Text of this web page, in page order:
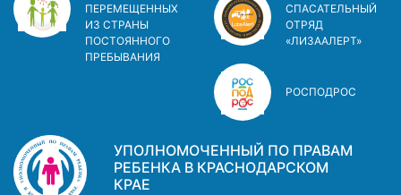
ПЕРЕМЕЩЕННЫХ
ИЗ СТРАНЫ
ПОСТОЯННОГО
ПРЕБЫВАНИЯ
СПАСАТЕЛЬНЫЙ
ОТРЯД
«ЛИЗААЛЕРТ»
РОСПОДРОС
УПОЛНОМОЧЕННЫЙ ПО ПРАВАМ
РЕБЕНКА В КРАСНОДАРСКОМ
КРАЕ